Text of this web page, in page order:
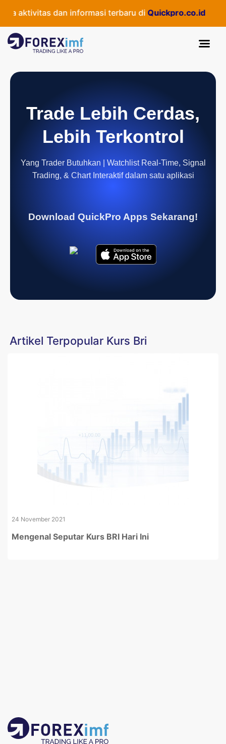
aktivitas dan informasi terbaru diQuickpro.co.id
Trade Lebih Cerdas,
Lebih Terkontrol
Yang Trader Butuhkan | Watchlist Real-Time, Signal
Trading, & Chart Interaktif dalam satu aplikasi
Download QuickPro Apps Sekarang!
Artikel Terpopular Kurs Bri
24 November 2021
Mengenal Seputar Kurs BRI Hari Ini